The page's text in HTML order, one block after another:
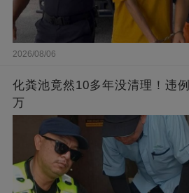
2026/08/06
化粪池竟然10多年没清理！违
万